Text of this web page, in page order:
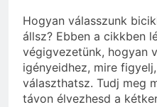
Hogyan válasszunk
állsz? Ebben a cikkben
végigvezetünk, hogyan
igényeidhez, mire
választhatsz. Tudj meg
távon élvezhesd a